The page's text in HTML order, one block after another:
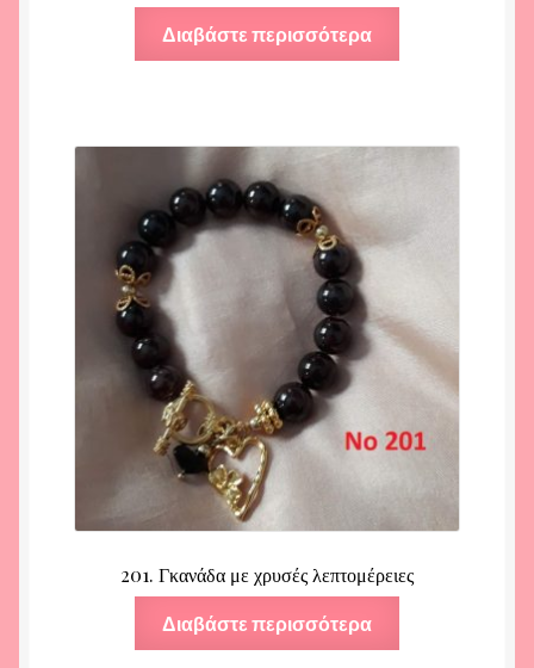
Διαβάστε περισσότερα
201. Γκανάδα με χρυσές λεπτομέρειες
Διαβάστε περισσότερα